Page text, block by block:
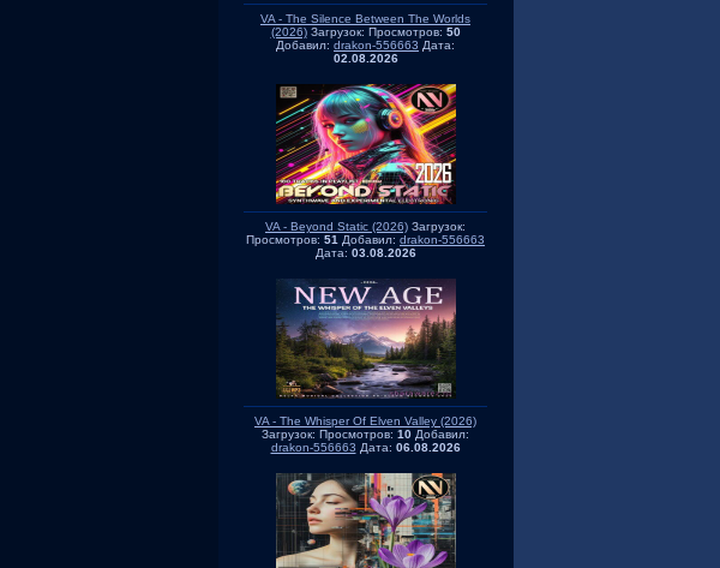
VA - The Silence Between The Worlds
(2026)Загрузок: Просмотров: 50
Добавил: drakon-556663 Дата:
02.08.2026
VA - Beyond Static (2026) Загрузок:
Просмотров: 51 Добавил: drakon-556663
Дата: 03.08.2026
VA - The Whisper Of Elven Valley (2026)
Загрузок: Просмотров: 10 Добавил:
drakon-556663 Дата: 06.08.2026